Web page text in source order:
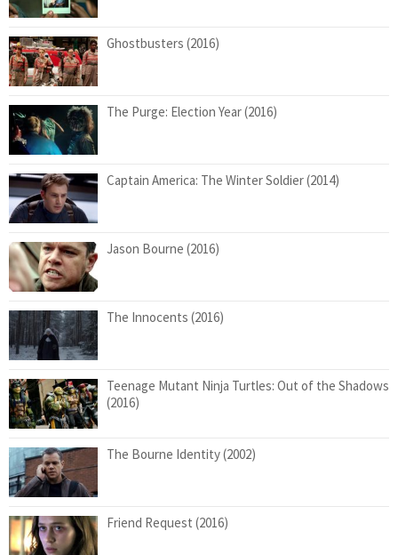
Ghostbusters (2016)
The Purge: Election Year (2016)
Captain America: The Winter Soldier (2014)
Jason Bourne (2016)
The Innocents (2016)
Teenage Mutant Ninja Turtles: Out of the Shadows
(2016)
The Bourne Identity (2002)
Friend Request (2016)